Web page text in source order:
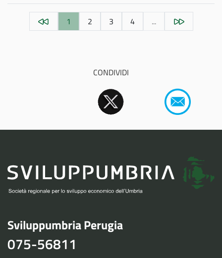
1 2 3 4 ...
CONDIVIDI
Sviluppumbria Perugia
075-56811